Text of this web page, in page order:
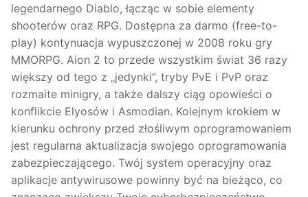
legendarnego Diablo, łącząc w sobie elementy
shooterów oraz RPG. Dostępna za darmo (free-to-
play) kontynuacja wypuszczonej w 2008 roku gry
MMORPG. Aion 2 to przede wszystkim świat 36 razy
większy od tego z „jedynki”, tryby PvE i PvP oraz
rozmaite minigry, a także dalszy ciąg opowieści o
konflikcie Elyosów i Asmodian. Kolejnym krokiem w
kierunku ochrony przed złośliwym oprogramowaniem
jest regularna aktualizacja swojego oprogramowania
zabezpieczającego. Twój system operacyjny oraz
aplikacje antywirusowe powinny być na bieżąco, co